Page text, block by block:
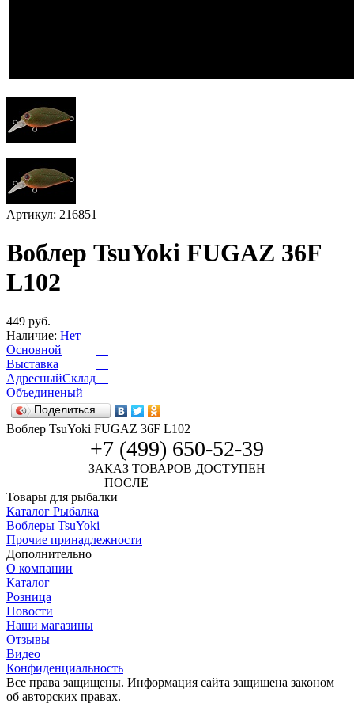
Артикул: 216851
Воблер TsuYoki FUGAZ 36F
L102
449 руб.
Наличие: Нет
Основной
Выставка
АдресныйСклад
Объединеный
Поделиться...
Воблер TsuYoki FUGAZ 36F L102
+7 (499) 650-52-39
ЗАКАЗ ТОВАРОВ ДОСТУПЕН
ПОСЛЕ
Товары для рыбалки
Каталог Рыбалка
Воблеры TsuYoki
Прочие принадлежности
Дополнительно
О компании
Каталог
Розница
Новости
Наши магазины
Отзывы
Видео
Конфиденциальность
Все права защищены. Информация сайта защищена законом
об авторских правах.